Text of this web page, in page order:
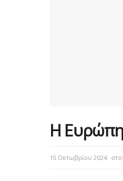
Η Ευρώπη
15 Οκτωβρίου 2024